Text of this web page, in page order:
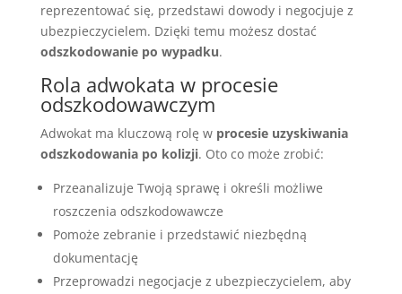
reprezentować się, przedstawi dowody i negocjuje z
ubezpieczycielem. Dzięki temu możesz dostać
odszkodowanie po wypadku.
Rola adwokata w procesie
odszkodowawczym
Adwokat ma kluczową rolę w procesie uzyskiwania
odszkodowania po kolizji. Oto co może zrobić:
Przeanalizuje Twoją sprawę i określi możliwe
roszczenia odszkodowawcze
Pomoże zebranie i przedstawić niezbędną
dokumentację
Przeprowadzi negocjacje z ubezpieczycielem, aby